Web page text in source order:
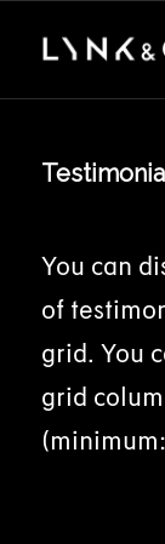
You can
of
grid. You
grid